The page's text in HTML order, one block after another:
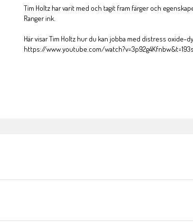
Tim Holtz har varit med och tagit fram färger och
Ranger ink.
Här visar Tim Holtz hur du kan jobba med distress oxide-
https://www.youtube.com/watch?v=3p92g4Kfnbw&t=193s